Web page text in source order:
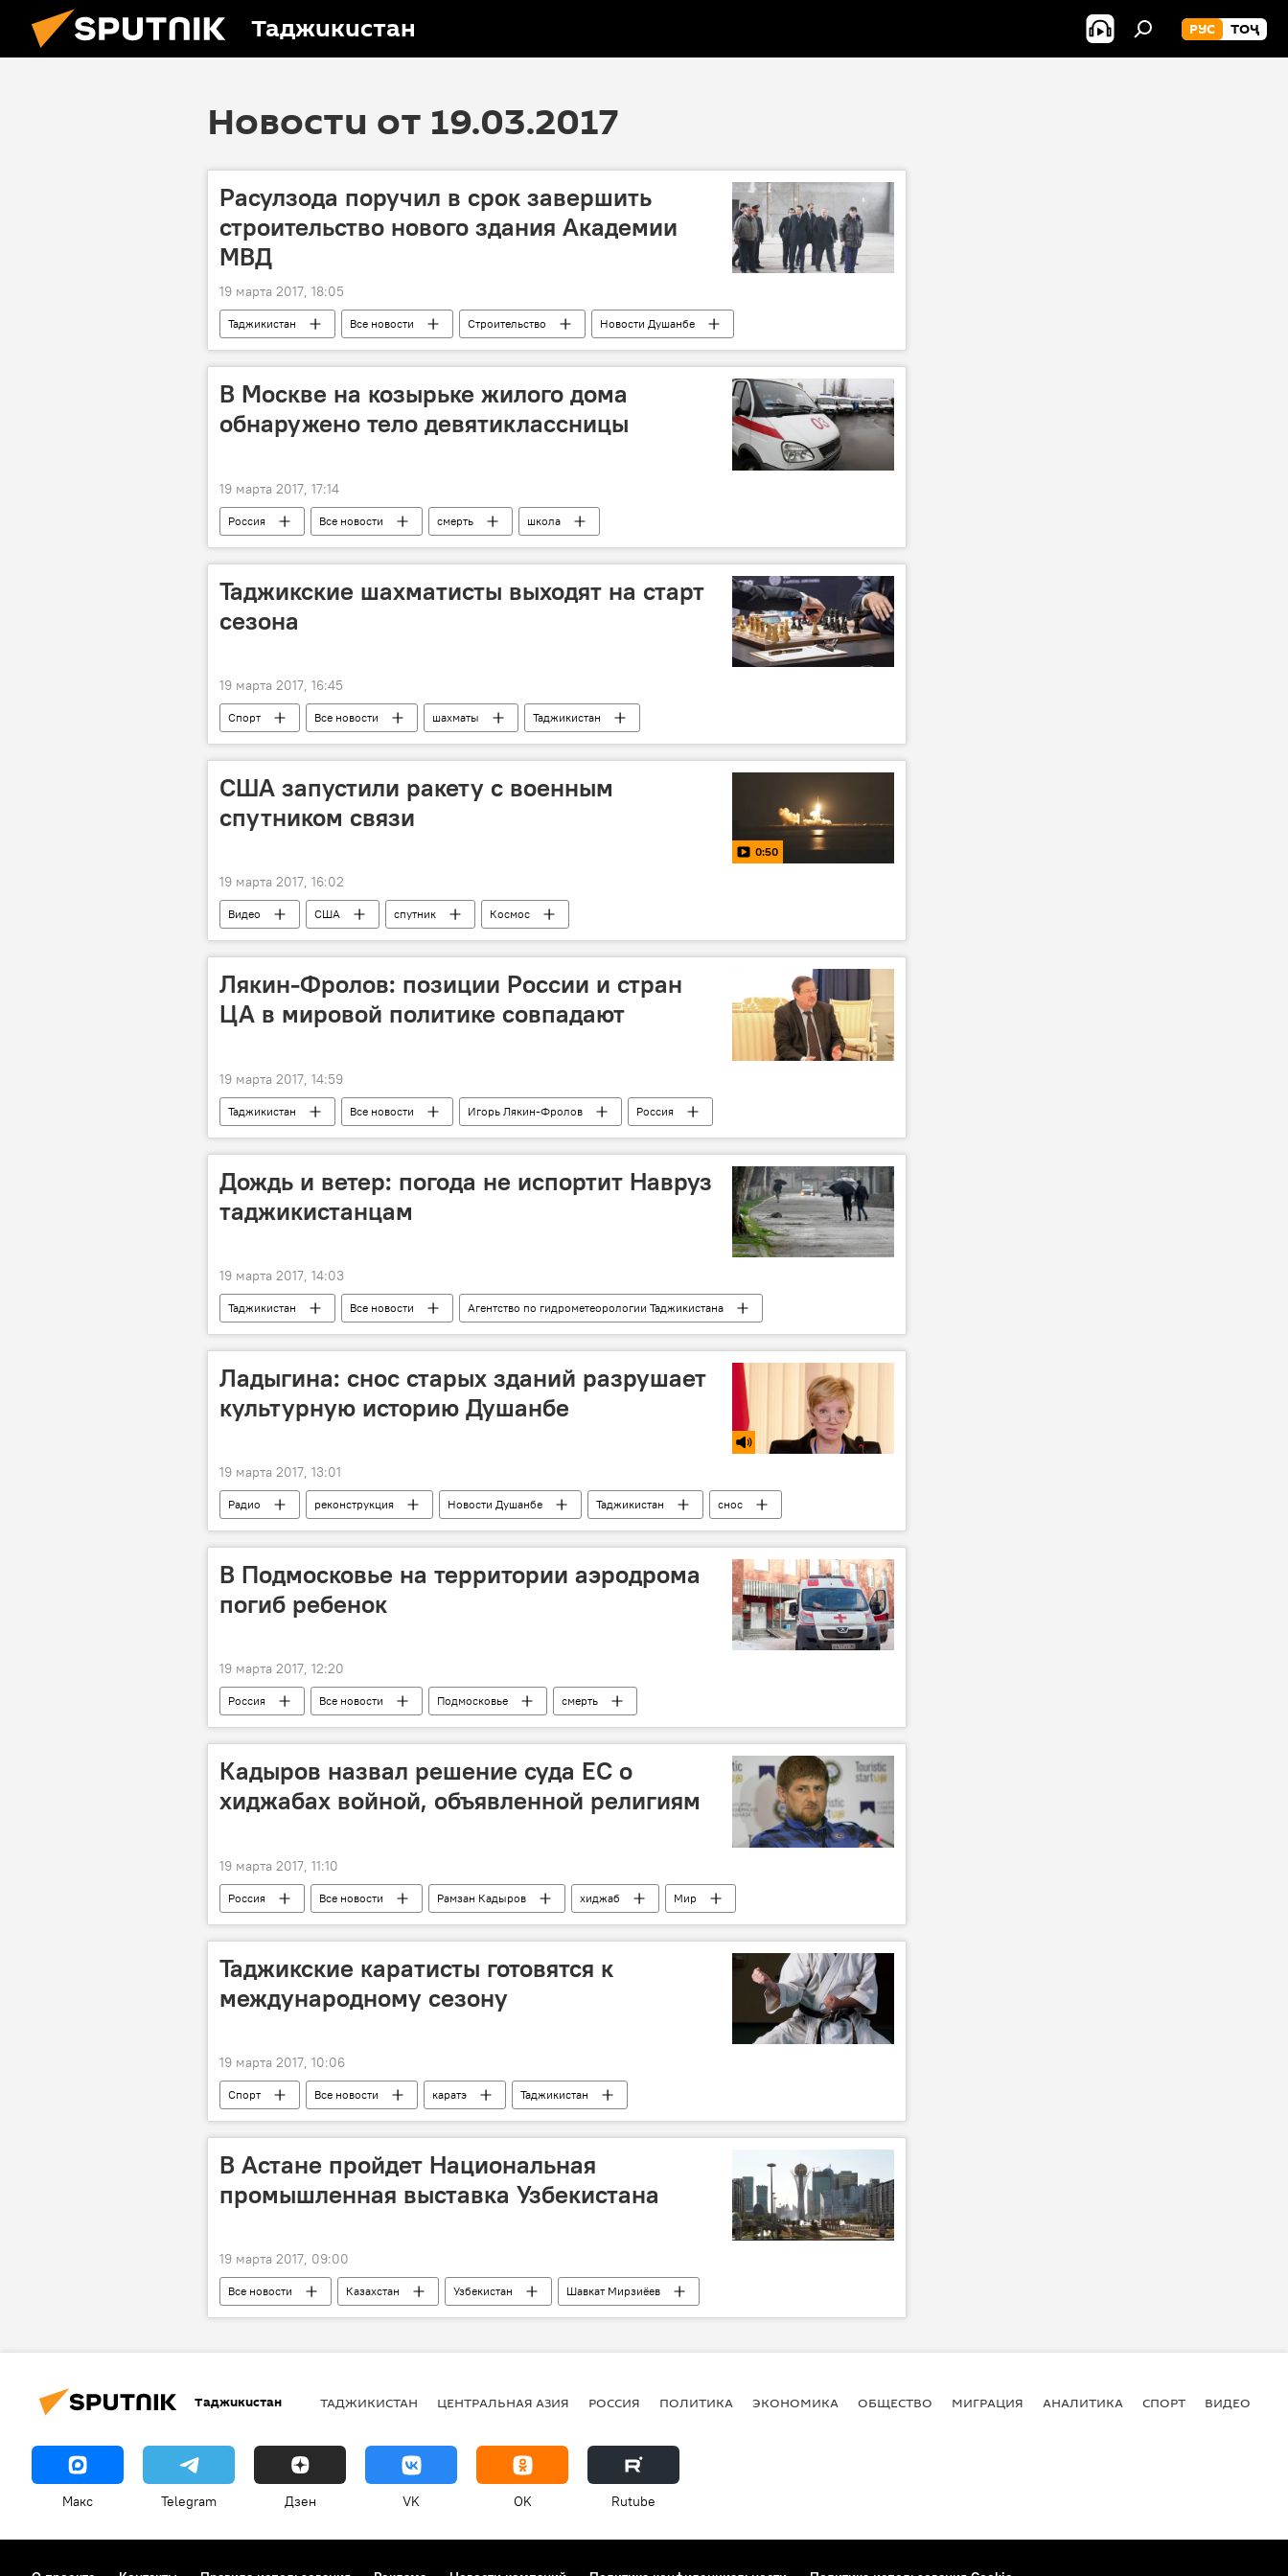
Таджикистан РУС ТОҶ
Новости от 19.03.2017
Расулзода поручил в срок завершить
строительство нового здания Академии
МВД
19 марта 2017, 18:05
Таджикистан Все новости Строительство Новости Душанбе
В Москве на козырьке жилого дома
обнаружено тело девятиклассницы
19 марта 2017, 17:14
Россия Все новости смерть школа
Таджикские шахматисты выходят на старт
сезона
19 марта 2017, 16:45
Спорт Все новости шахматы Таджикистан
США запустили ракету с военным
спутником связи
0:50
19 марта 2017, 16:02
Видео США спутник Космос
Лякин-Фролов: позиции России и стран
ЦА в мировой политике совпадают
19 марта 2017, 14:59
Таджикистан Все новости Игорь Лякин-Фролов
Россия
Центральная Азия
Дождь и ветер: погода не испортит Навруз
таджикистанцам
19 марта 2017, 14:03
Таджикистан Все новости
Агентство по гидрометеорологии Таджикистана
погода
Празднование Навруза-2026 Прогноз погоды в Таджикистане
Ладыгина: снос старых зданий разрушает
культурную историю Душанбе
19 марта 2017, 13:01
Радио реконструкция Новости Душанбе Таджикистан снос
В Подмосковье на территории аэродрома
погиб ребенок
19 марта 2017, 12:20
Россия Все новости Подмосковье смерть
Кадыров назвал решение суда ЕС о
хиджабах войной, объявленной религиям
19 марта 2017, 11:10
Россия Все новости Рамзан Кадыров хиджаб Мир
Таджикские каратисты готовятся к
международному сезону
19 марта 2017, 10:06
Спорт Все новости каратэ Таджикистан
В Астане пройдет Национальная
промышленная выставка Узбекистана
19 марта 2017, 09:00
Все новости Казахстан Узбекистан
Шавкат Мирзиёев
Центральная Азия
Таджикистан ТАДЖИКИСТАН ЦЕНТРАЛЬНАЯ АЗИЯ РОССИЯ ПОЛИТИКА ЭКОНОМИКА ОБЩЕСТВО МИГРАЦИЯ АНАЛИТИКА СПОРТ ВИДЕО
Макс Telegram Дзен VK OK Rutube